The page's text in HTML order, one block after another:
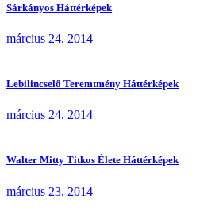
Sárkányos Háttérképek
március 24, 2014
Lebilincselő Teremtmény Háttérképek
március 24, 2014
Walter Mitty Titkos Élete Háttérképek
március 23, 2014